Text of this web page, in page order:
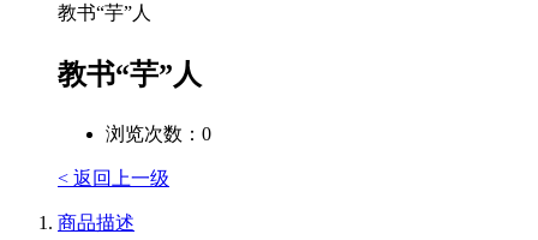
教书“芋”人
教书“芋”人
浏览次数： 0
< 返回上一级
商品描述